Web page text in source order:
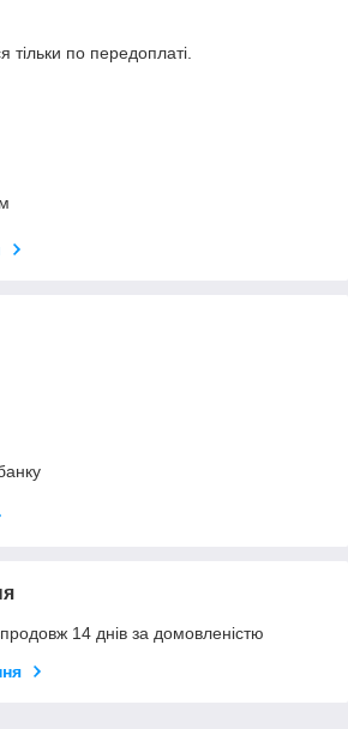
тільки по передоплаті.
14 днів за домовленістю